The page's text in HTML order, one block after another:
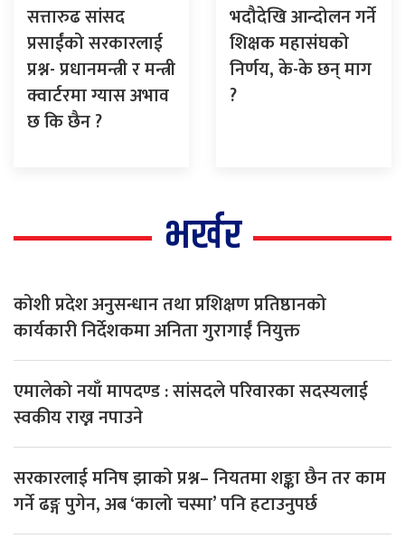
सत्तारुढ सांसद
प्रसाईंको सरकारलाई
प्रश्न- प्रधानमन्त्री र मन्त्री
क्वार्टरमा ग्यास अभाव
छ कि छैन ?
भदौदेखि आन्दोलन गर्ने
शिक्षक महासंघको
निर्णय, के-के छन् माग
?
भर्खर
कोशी प्रदेश अनुसन्धान तथा प्रशिक्षण प्रतिष्ठानको
कार्यकारी निर्देशकमा अनिता गुरागाईं नियुक्त
एमालेको नयाँ मापदण्ड : सांसदले परिवारका सदस्यलाई
स्वकीय राख्न नपाउने
सरकारलाई मनिष झाको प्रश्न– नियतमा शङ्का छैन तर काम
गर्ने ढङ्ग पुगेन, अब ‘कालो चस्मा’ पनि हटाउनुपर्छ